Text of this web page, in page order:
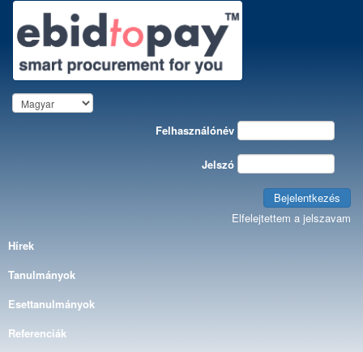
Felhasználónév
Jelszó
Bejelentkezés
Elfelejtettem a jelszavam
Hírek
Tanulmányok
Esettanulmányok
Referenciák